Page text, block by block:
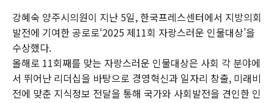
강혜숙 양주시의원이 지난 5일, 한국프레스센터에서 지방의회
발전에 기여한 공로로‘2025 제11회 자랑스러운 인물대상’을
수상했다.
올해로 11회째를 맞는 자랑스러운 인물대상은 사회 각 분야에
서 뛰어난 리더십을 바탕으로 경영혁신과 일자리 창출, 미래비
전에 맞춘 지식정보 전달을 통해 국가와 사회발전을 견인한 인